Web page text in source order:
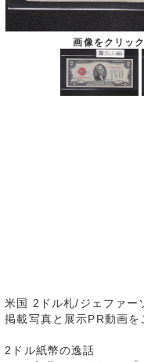
画像をクリッ
米国 2ドル札/ジェファー
掲載写真と展示PR動画を
2ドル紙幣の逸話